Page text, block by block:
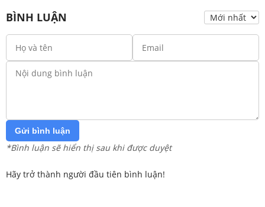
BÌNH LUẬN
Gửi bình luận
*Bình luận sẽ hiển thị sau khi được duyệt
Hãy trở thành người đầu tiên bình luận!